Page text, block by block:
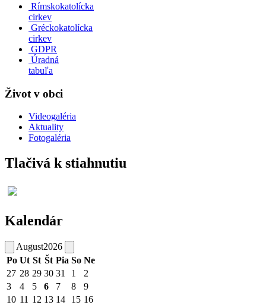
Rímskokatolícka
cirkev
Gréckokatolícka
cirkev
GDPR
Úradná
tabuľa
Život v obci
Videogaléria
Aktuality
Fotogaléria
Tlačivá k stiahnutiu
Kalendár
August2026
Po Ut St Št Pia So Ne
27 28 29 30 31 1
2
3
4 5 6 7 8
9
10 11 12 13 14 15 16